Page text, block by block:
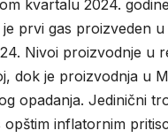
kvartalu 2024.
prvi gas proizveden
Nivoi proizvodnje u
dok je proizvodnja u
opadanja. Jedinični
inflatornim